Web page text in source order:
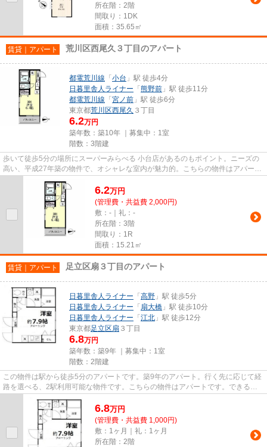
所在階：2階
間取り：1DK
面積：35.65㎡
賃貸｜アパート 荒川区西尾久３丁目のアパート
都電荒川線 「 小台 」駅 徒歩4分
日暮里舎人ライナー 「 熊野前 」駅 徒歩11分
都電荒川線 「 宮ノ前 」駅 徒歩6分
東京都荒川区西尾久 ３丁目
6.2万円
築年数：築10年 ｜募集中： 1室
階数：3階建
歩いて徒歩5分の場所にスーパーみらべる 小台店があるのもポイント。ニーズの
高い、平成27年築の物件で、オシャレな室内が魅力的。こちらの物件はアパート
6.2万円
(管理費・共益費 2,000円)
敷：-｜礼：-
所在階：3階
間取り：1R
面積：15.21㎡
賃貸｜アパート 足立区扇３丁目のアパート
日暮里舎人ライナー 「 高野 」駅 徒歩5分
日暮里舎人ライナー 「 扇大橋 」駅 徒歩10分
日暮里舎人ライナー 「 江北 」駅 徒歩12分
東京都足立区扇 ３丁目
6.8万円
築年数：築9年 ｜募集中： 1室
階数：2階建
この物件は駅から徒歩5分のアパートです。築9年のアパート。行く先に応じて経
路を選べる、2駅利用可能な物件です。こちらの物件はアパートです。できるだ
6.8万円
(管理費・共益費 1,000円)
敷：1ヶ月｜礼：1ヶ月
所在階：2階